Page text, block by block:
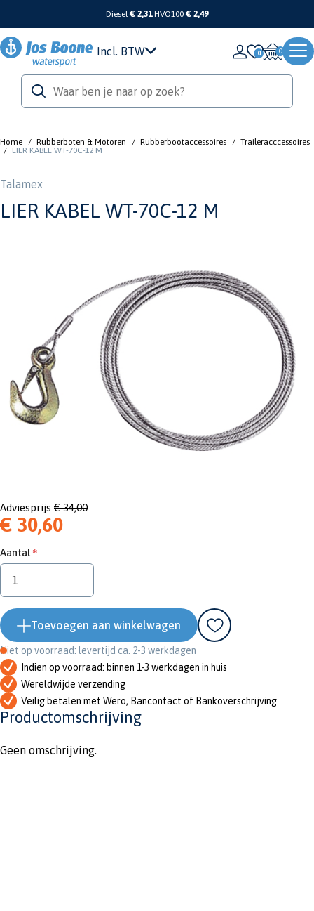
Diesel€ 2,31 HVO100 € 2,49
Incl. BTW 0
Home / Rubberboten & Motoren / Rubberbootaccessoires / Traileracccessoires
/ LIER KABEL WT-70C-12 M
Talamex
LIER KABEL WT-70C-12 M
Adviesprijs € 34,00
€ 30,60
Aantal
Toevoegen aan winkelwagen
Niet op voorraad: levertijd ca. 2-3 werkdagen
Indien op voorraad: binnen 1-3 werkdagen in huis
Wereldwijde verzending
Veilig betalen met Wero, Bancontact of Bankoverschrijving
Productomschrijving
Geen omschrijving.